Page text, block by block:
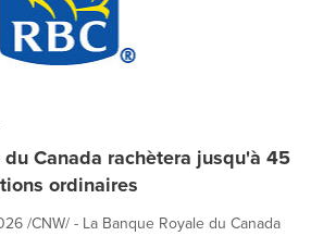
du Canada rachètera jusqu'à 45
ordinaires
/CNW/ - La Banque Royale du Canada